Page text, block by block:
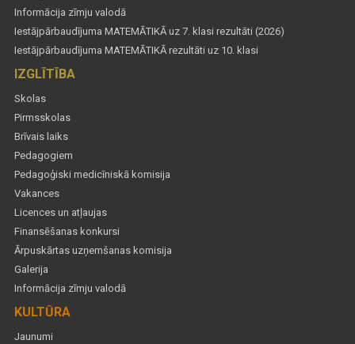
Informācija zīmju valodā
Iestājpārbaudījuma MATEMĀTIKĀ uz 7. klasi rezultāti (2026)
Iestājpārbaudījuma MATEMĀTIKĀ rezultāti uz 10. klasi
IZGLĪTĪBA
Skolas
Pirmsskolas
Brīvais laiks
Pedagogiem
Pedagoģiski medicīniskā komisija
Vakances
Licences un atļaujas
Finansēšanas konkursi
Ārpuskārtas uzņemšanas komisija
Galerija
Informācija zīmju valodā
KULTŪRA
Jaunumi